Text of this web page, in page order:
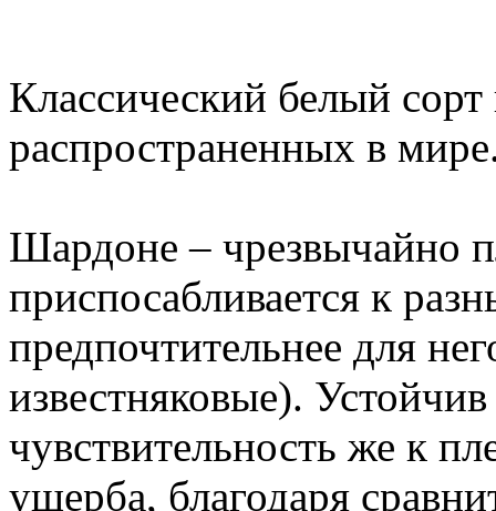
Классический белый
распространенных в
Шардоне – чрезвычайно
приспосабливается к
предпочтительнее для
известняковые).
чувствительность же к
ущерба, благодаря